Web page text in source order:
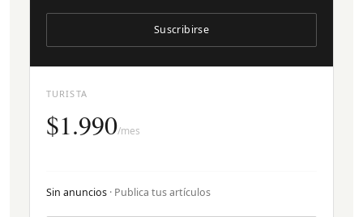
TURISTA
$1.990/mes
Sin anuncios · Publica tus artículos
Suscribirse